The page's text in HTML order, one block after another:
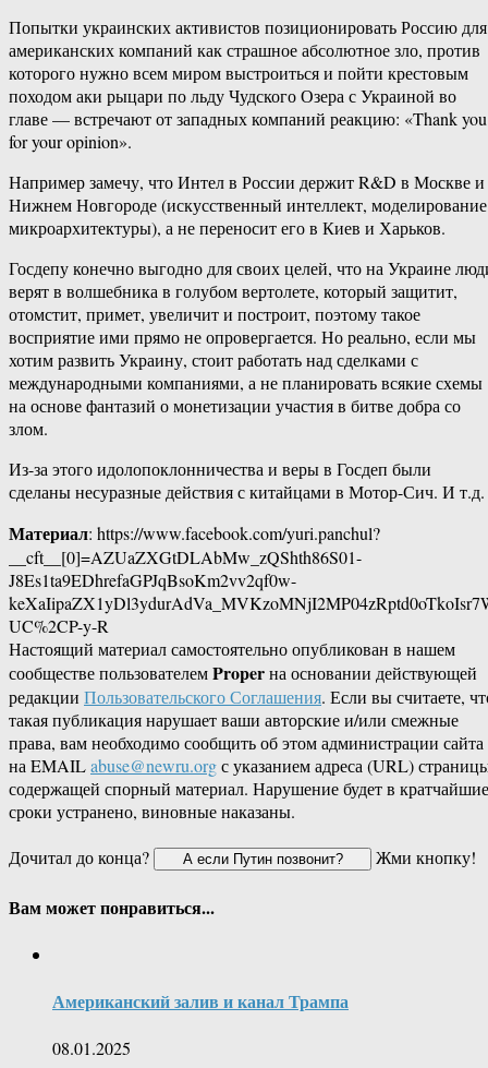
Попытки украинских активистов позиционировать Россию для
американских компаний как страшное абсолютное зло, против
которого нужно всем миром выстроиться и пойти крестовым
походом аки рыцари по льду Чудского Озера с Украиной во
главе — встречают от западных компаний реакцию: «Thank you
for your opinion».
Например замечу, что Интел в России держит R&D в Москве и
Нижнем Новгороде (искусственный интеллект, моделирование
микроархитектуры), а не переносит его в Киев и Харьков.
Госдепу конечно выгодно для своих целей, что на Украине
верят в волшебника в голубом вертолете, который защитит,
отомстит, примет, увеличит и построит, поэтому такое
восприятие ими прямо не опровергается. Но реально, если мы
хотим развить Украину, стоит работать над сделками с
международными компаниями, а не планировать всякие схемы
на основе фантазий о монетизации участия в битве добра со
злом.
Из-за этого идолопоклонничества и веры в Госдеп были
сделаны несуразные действия с китайцами в Мотор-Сич. И т.д.
Материал: https://www.facebook.com/yuri.panchul?
__cft__[0]=AZUaZXGtDLAbMw_zQShth86S01-
J8Es1ta9EDhrefaGPJqBsoKm2vv2qf0w-
UC%2CP-y-R
Настоящий материал самостоятельно опубликован в нашем
сообществе пользователемProperна основании действующей
редакции Пользовательского Соглашения. Если вы считаете,
такая публикация нарушает ваши авторские и/или смежные
права, вам необходимо сообщить об этом администрации сайта
на EMAILabuse@newru.orgс указанием адреса (URL)
содержащей спорный материал. Нарушение будет в кратчайшие
сроки устранено, виновные наказаны.
Дочитал до конца?
Жми кнопку!
Вам может понравиться...
Американский залив и канал Трампа
08.01.2025